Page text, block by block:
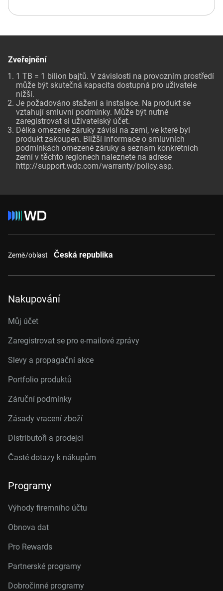
Zveřejnění
1 TB = 1 bilion bajtů. V závislosti na provozním prostředí
může být skutečná kapacita dostupná pro uživatele
nižší.
Je požadováno stažení a instalace. Na produkt se
vztahují smluvní podmínky. Může být nutné
zaregistrovat si uživatelský účet.
Délka omezené záruky závisí na zemi, ve které byl
produkt zakoupen. Bližší informace o smluvních
podmínkách omezené záruky a seznam konkrétních
zemí v těchto regionech naleznete na adrese
http://support.wdc.com/warranty/policy.asp.
Země/oblast Česká republika
Nakupování
Můj účet
Zaregistrovat se pro e-mailové zprávy
Slevy a propagační akce
Portfolio produktů
Záruční podmínky
Zásady vracení zboží
Distributoři a prodejci
Časté dotazy k nákupům
Programy
Výhody firemního účtu
Obnova dat
Pro Rewards
Partnerské programy
Dobročinné programy